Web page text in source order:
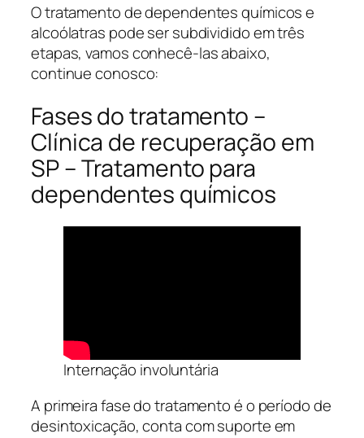
O tratamento de dependentes químicos e
alcoólatras pode ser subdividido em três
etapas, vamos conhecê-las abaixo,
continue conosco:
Fases do tratamento –
Clínica de recuperação em
SP – Tratamento para
dependentes químicos
Internação involuntária
A primeira fase do tratamento é o período de
desintoxicação, conta com suporte em